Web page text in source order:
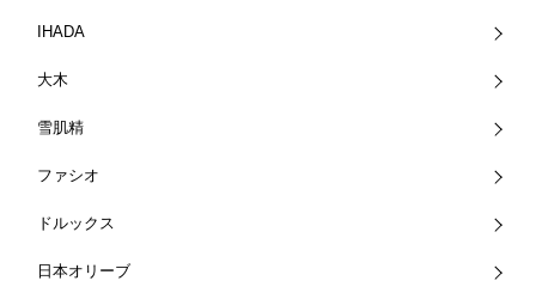
IHADA
大木
雪肌精
ファシオ
ドルックス
日本オリーブ